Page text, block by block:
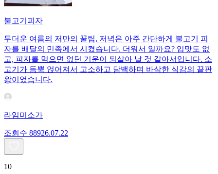
불고기피자
무더운 여름의 저만의 꿀팁, 저녁은 아주 간단하게 불고기 피
자를 배달의 민족에서 시켰습니다. 더워서 일까요? 입맛도 없
고, 피자를 먹으면 없던 기운이 되살아 날 것 같아서입니다. 소
고기가 듬뿍 얹어져서 고소하고 담백하며 바삭한 식감의 끝판
왕이었습니다.
라임미소가
조회수 88926.07.22
10